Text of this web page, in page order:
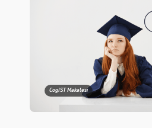
CogIST Makalesi